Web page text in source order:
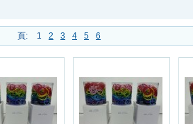
頁: 1 2 3 4 5 6